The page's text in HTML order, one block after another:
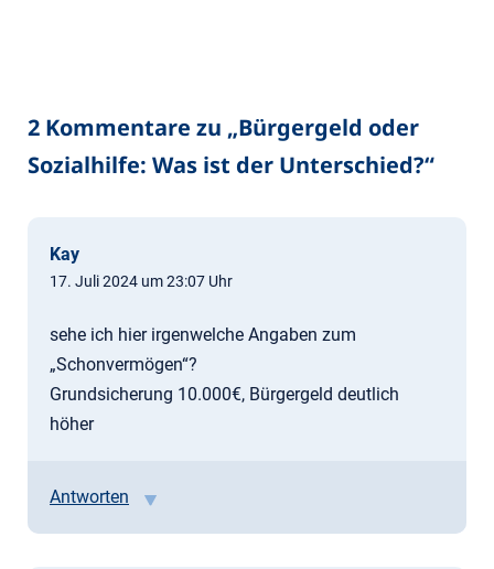
2 Kommentare zu „Bürgergeld oder
Sozialhilfe: Was ist der Unterschied?“
Kay
17. Juli 2024 um 23:07 Uhr
sehe ich hier irgenwelche Angaben zum
„Schonvermögen“?
Grundsicherung 10.000€, Bürgergeld deutlich
höher
Antworten